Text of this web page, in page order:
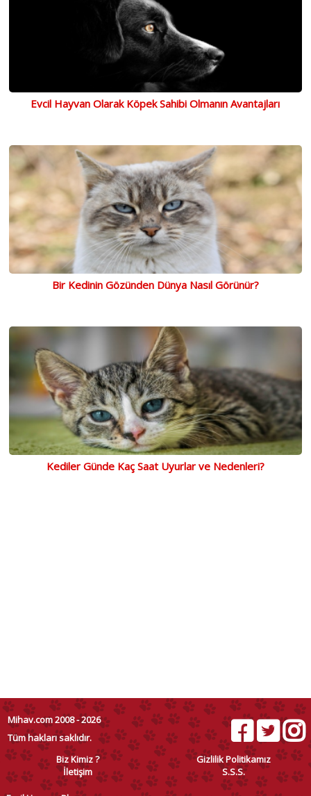
Evcil Hayvan Olarak Köpek Sahibi Olmanın Avantajları
Bir Kedinin Gözünden Dünya Nasıl Görünür?
Kediler Günde Kaç Saat Uyurlar ve Nedenleri?
Mihav.com 2008 - 2026
Tüm hakları saklıdır.
Biz Kimiz ?
Gizlilik Politikamız
İletişim
S.S.S.